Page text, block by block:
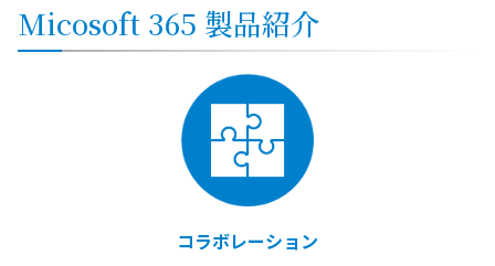
Micosoft 365 製品紹介
コラボレーション